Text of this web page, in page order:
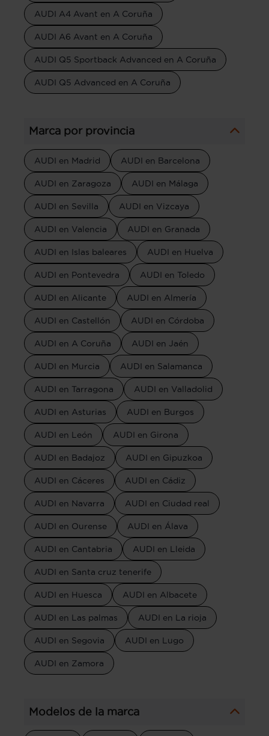
AUDI A4 Avant en A Coruña
AUDI A6 Avant en A Coruña
AUDI Q5 Sportback Advanced en A Coruña
AUDI Q5 Advanced en A Coruña
Marca por provincia
AUDI en Madrid AUDI en Barcelona
AUDI en Zaragoza AUDI en Málaga
AUDI en Sevilla AUDI en Vizcaya
AUDI en Valencia AUDI en Granada
AUDI en Islas baleares AUDI en Huelva
AUDI en Pontevedra AUDI en Toledo
AUDI en Alicante AUDI en Almería
AUDI en Castellón AUDI en Córdoba
AUDI en A Coruña AUDI en Jaén
AUDI en Murcia AUDI en Salamanca
AUDI en Tarragona AUDI en Valladolid
AUDI en Asturias AUDI en Burgos
AUDI en León AUDI en Girona
AUDI en Badajoz AUDI en Gipuzkoa
AUDI en Cáceres AUDI en Cádiz
AUDI en Navarra AUDI en Ciudad real
AUDI en Ourense AUDI en Álava
AUDI en Cantabria AUDI en Lleida
AUDI en Santa cruz tenerife
AUDI en Huesca AUDI en Albacete
AUDI en Las palmas AUDI en La rioja
AUDI en Segovia AUDI en Lugo
AUDI en Zamora
Modelos de la marca